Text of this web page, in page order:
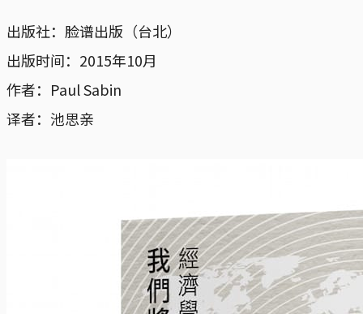
出版社：脸谱出版（台北）
出版时间：2015年10月
作者：Paul Sabin
译者：池思亲